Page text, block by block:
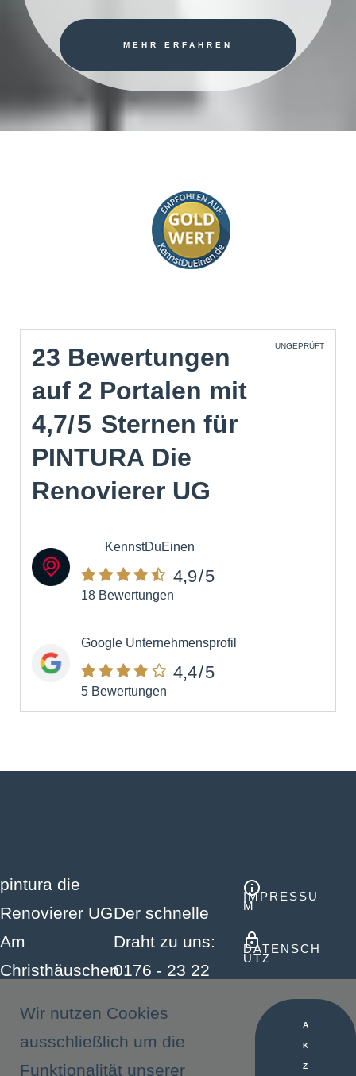
MEHR ERFAHREN
UNGEPRÜFT
23 Bewertungen
auf 2 Portalen mit
4,7/5 Sternen für
PINTURA Die
Renovierer UG
KennstDuEinen
4,9/5
18 Bewertungen
Google Unternehmensprofil
4,4/5
5 Bewertungen
pintura die
Renovierer UG
Am
Christhäuschen
Der schnelle
Draht zu uns:
0176 - 23 22
IMPRESSU
M
DATENSCH
UTZ
KONTAKT
Wir nutzen Cookies
ausschließlich um die
Funktionalität unserer
A
K
Z